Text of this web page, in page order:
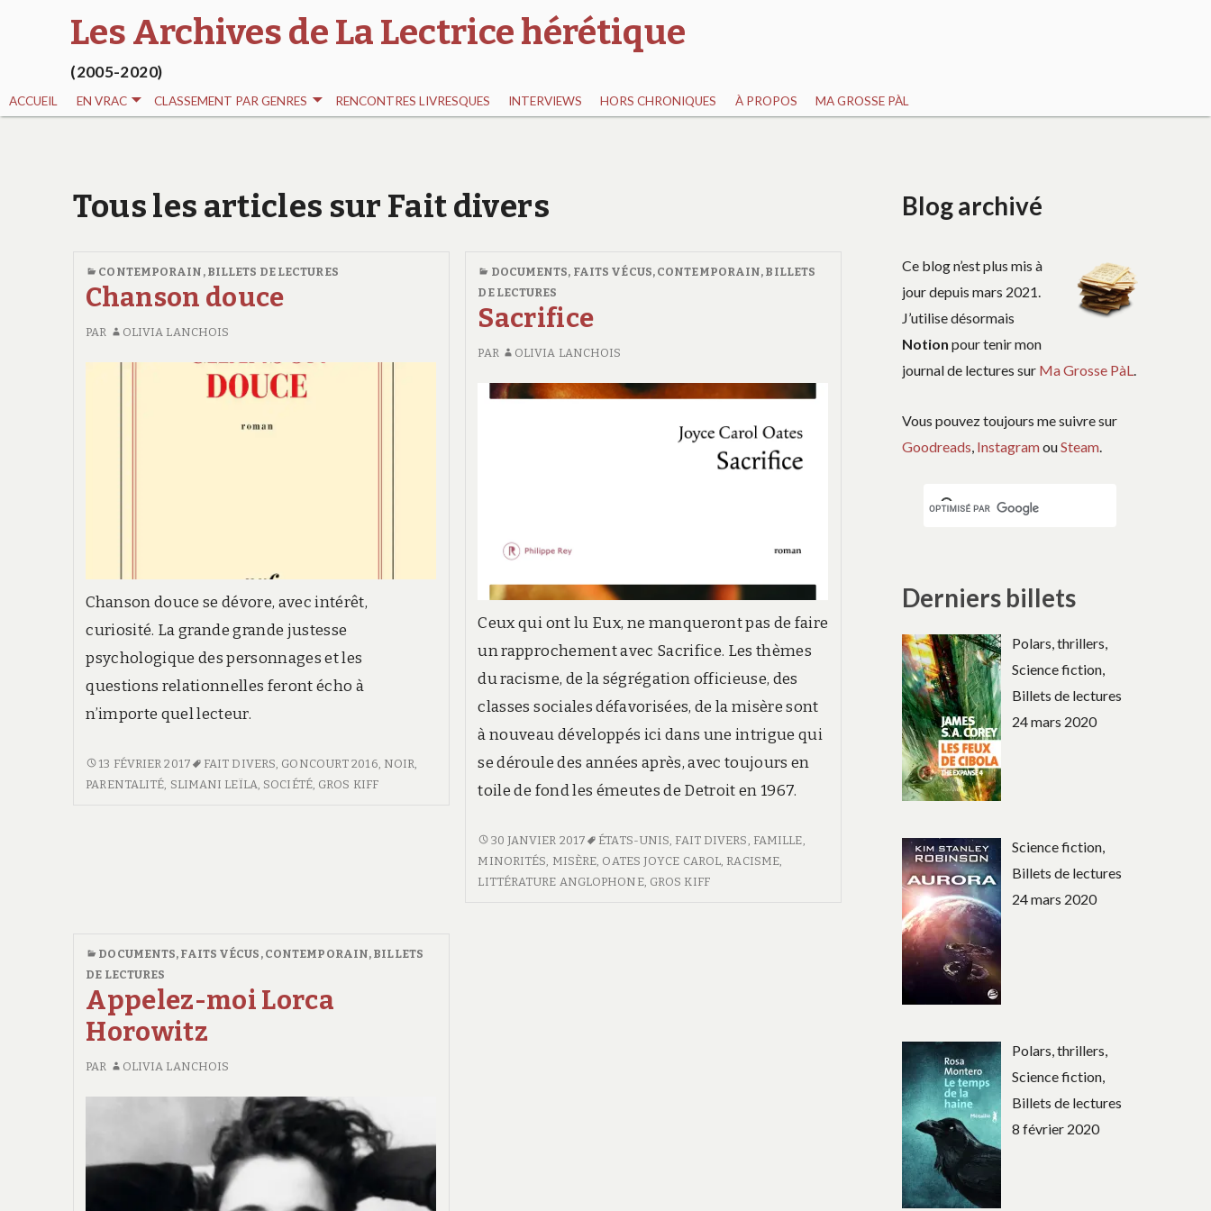
Les Archives de La Lectrice hérétique
(2005-2020)
ACCUEIL EN VRAC CLASSEMENT PAR GENRES RENCONTRES LIVRESQUES INTERVIEWS HORS CHRONIQUES À PROPOS MA GROSSE PÀL
Tous les articles sur Fait divers
CONTEMPORAIN , BILLETS DE LECTURES
Chanson douce
PAR OLIVIA LANCHOIS
Chanson douce se dévore, avec intérêt,
curiosité. La grande grande justesse
psychologique des personnages et les
questions relationnelles feront écho à
n’importe quel lecteur.
CHANSON
DOUCE
13 FÉVRIER 2017 FAIT DIVERS, GONCOURT 2016, NOIR,
PARENTALITÉ, SLIMANI LEÏLA, SOCIÉTÉ, GROS KIFF
DOCUMENTS, FAITS VÉCUS, CONTEMPORAIN, BILLETS
DE LECTURES
Sacrifice
PAR OLIVIA LANCHOIS
Ceux qui ont lu Eux, ne manqueront pas de faire
un rapprochement avec Sacrifice. Les thèmes
du racisme, de la ségrégation officieuse, des
classes sociales défavorisées, de la misère sont
à nouveau développés ici dans une intrigue qui
se déroule des années après, avec toujours en
toile de fond les émeutes de Detroit en 1967.
SACRIFICE
30 JANVIER 2017 ÉTATS-UNIS, FAIT DIVERS, FAMILLE,
MINORITÉS, MISÈRE, OATES JOYCE CAROL, RACISME,
LITTÉRATURE ANGLOPHONE, GROS KIFF
DOCUMENTS, FAITS VÉCUS , CONTEMPORAIN, BILLETS
DE LECTURES
Appelez-moi Lorca
Horowitz
PAR OLIVIA LANCHOIS
Blog archivé
Ce blog n’est plus mis à
jour depuis mars 2021.
J’utilise désormais
Notion pour tenir mon
journal de lectures sur Ma Grosse PàL.
Vous pouvez toujours me suivre sur
Goodreads, InstagramouSteam.
Derniers billets
Polars, thrillers,
Science fiction,
Billets de lectures
24 mars 2020
Science fiction,
Billets de lectures
24 mars 2020
Polars, thrillers,
Science fiction,
Billets de lectures
8 février 2020